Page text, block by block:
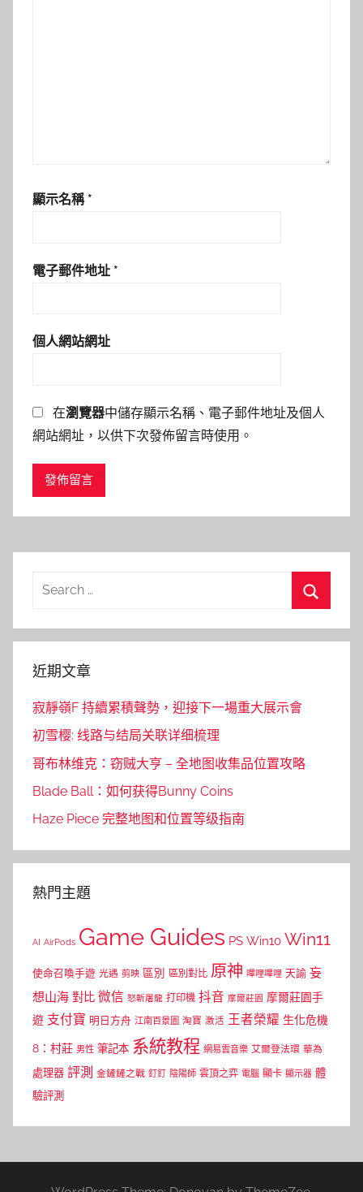
顯示名稱 *
電子郵件地址 *
個人網站網址
在瀏覽器中儲存顯示名稱、電子郵件地址及個人
網站網址，以供下次發佈留言時使用。
Search
近期文章
寂靜嶺F 持續累積聲勢，迎接下一場重大展示會
初雪樱: 线路与结局关联详细梳理
哥布林维克：窃贼大亨 – 全地图收集品位置攻略
Blade Ball：如何获得Bunny Coins
Haze Piece 完整地图和位置等级指南
熱門主題
AI AirPods Game Guides PS Win10 Win11
使命召喚手遊 光遇 剪映 區別 區別對比 原神 嗶哩嗶哩 天諭 妄
想山海 對比 微信 怒斬屠龍 打印機 抖音 摩爾莊園 摩爾莊園手
遊 支付寶 明日方舟 江南百景圖 淘寶 激活 王者榮耀 生化危機
8：村莊 男性 筆記本 系統教程 網易雲音樂 艾爾登法環 華為
處理器 評測 金鏟鏟之戰 釘釘 陰陽師 雲頂之弈 電腦 顯卡 顯示器 體
驗評測